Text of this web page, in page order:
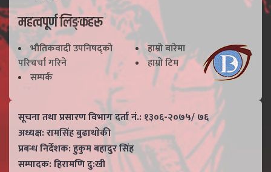
महत्वपूर्ण लिङ्कहरू
भाैतिकवादी उपनिषद्काे
परिचर्चा गरिने
हाम्राे बारेमा
हाम्राे टिम
सम्पर्क
सूचना तथा प्रसारण विभाग दर्ता नं.: १३०६-२०७५/ ७६
अध्यक्ष: रामसिंह बुढाथाेकी
प्रबन्ध निर्देशक: हुकुम बहादुर सिंह
सम्पादक: हिरामणि दु:खी